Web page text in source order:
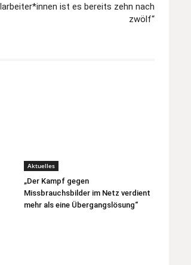
ist es bereits zehn nach
zwölf“
Aktuelles
„Der Kampf gegen
Missbrauchsbilder im Netz verdient
mehr als eine Übergangslösung“